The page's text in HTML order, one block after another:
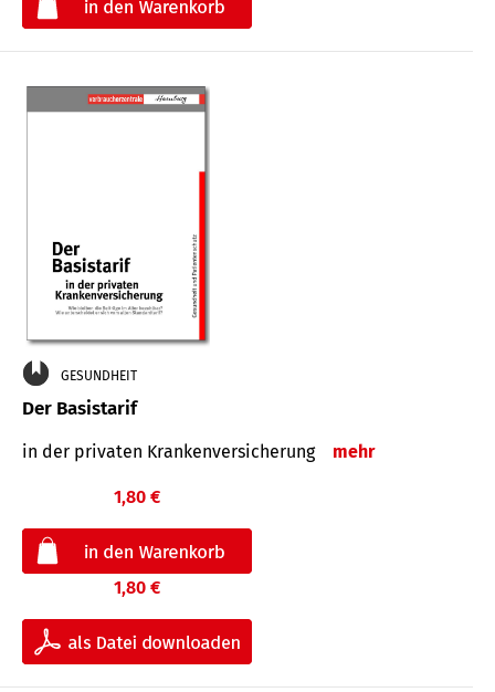
GESUNDHEIT
Der Basistarif
in der privaten Kran­ken­ver­siche­rung mehr
1,80 €
1,80 €